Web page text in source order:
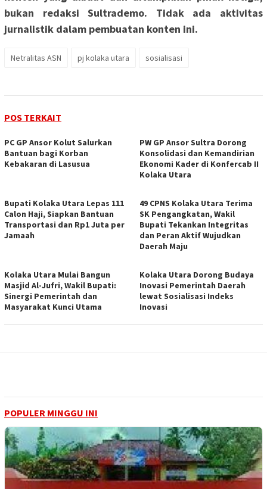
bukan redaksi Sultrademo. Tidak ada aktivitas
jurnalistik dalam pembuatan konten ini.
Netralitas ASN pj kolaka utara sosialisasi
POS TERKAIT
PC GP Ansor Kolut Salurkan
Bantuan bagi Korban
Kebakaran di Lasusua
PW GP Ansor Sultra Dorong
Konsolidasi dan Kemandirian
Ekonomi Kader di Konfercab II
Kolaka Utara
Bupati Kolaka Utara Lepas 111
Calon Haji, Siapkan Bantuan
Transportasi dan Rp1 Juta per
Jamaah
49 CPNS Kolaka Utara Terima
SK Pengangkatan, Wakil
Bupati Tekankan Integritas
dan Peran Aktif Wujudkan
Daerah Maju
Kolaka Utara Mulai Bangun
Masjid Al-Jufri, Wakil Bupati:
Sinergi Pemerintah dan
Masyarakat Kunci Utama
Kolaka Utara Dorong Budaya
Inovasi Pemerintah Daerah
lewat Sosialisasi Indeks
Inovasi
POPULER MINGGU INI